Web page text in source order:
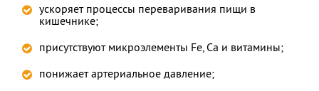
ускоряет процессы переваривания пищи в
кишечнике;
присутствуют микроэлементы Fe, Ca и витамины;
понижает артериальное давление;